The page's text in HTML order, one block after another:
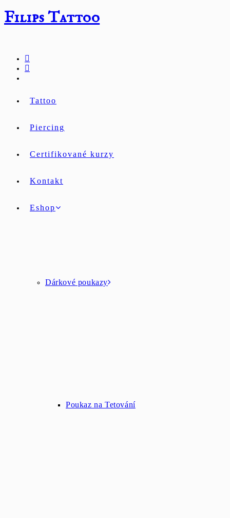
k
obsahu
Filips Tattoo
Tattoo
Piercing
Certifikované kurzy
Kontakt
Eshop
Dárkové poukazy
Poukaz na Tetování